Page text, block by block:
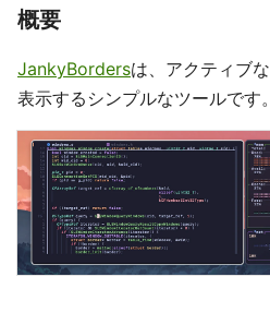
概要
JankyBordersは、アクティブ
表示するシンプルなツールです。